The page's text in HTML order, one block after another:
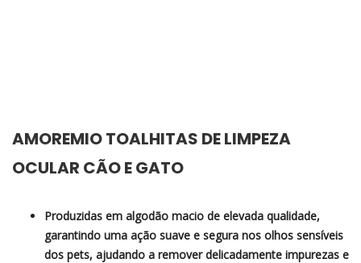
AMOREMIO TOALHITAS DE LIMPEZA
OCULAR CÃO E GATO
Produzidas em algodão macio de elevada qualidade,
garantindo uma ação suave e segura nos olhos sensíveis
dos pets, ajudando a remover delicadamente impurezas e